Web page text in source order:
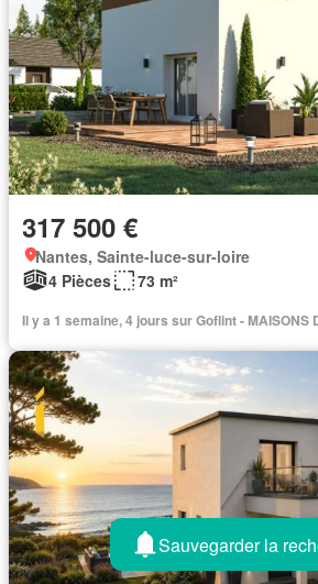
317 500 €
Nantes, Sainte-luce-sur-loire
4 Pièces
73 m²
Il y a 1 semaine, 4 jours sur Goflint - MAISONS
Sauvegarder la